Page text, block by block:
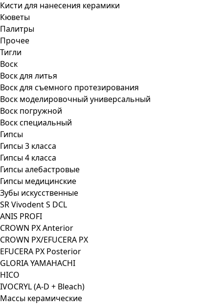
Кисти для нанесения керамики
Кюветы
Палитры
Прочее
Тигли
Воск
Воск для литья
Воск для съемного протезирования
Воск моделировочный универсальный
Воск погружной
Воск специальный
Гипсы
Гипсы 3 класса
Гипсы 4 класса
Гипсы алебастровые
Гипсы медицинские
Зубы искусственные
SR Vivodent S DCL
ANIS PROFI
CROWN PX Anterior
CROWN PX/EFUCERA PX
EFUCERA PX Posterior
GLORIA YAMAHACHI
HICO
IVOCRYL (A-D + Bleach)
Массы керамические